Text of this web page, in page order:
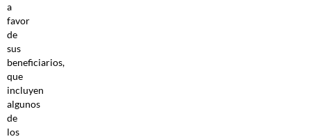
a
favor
de
sus
beneficiarios,
que
incluyen
algunos
de
los